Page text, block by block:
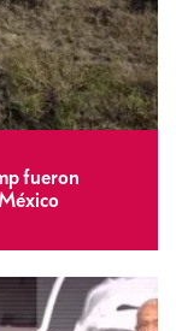
fueron